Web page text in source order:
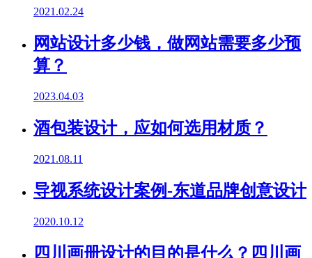
2021.02.24
网站设计多少钱，做网站需要多少预
算？
2023.04.03
酒包装设计，应如何选用材质？
2021.08.11
导视系统设计案例-东道品牌创意设计
2020.10.12
四川画册设计的目的是什么？四川画